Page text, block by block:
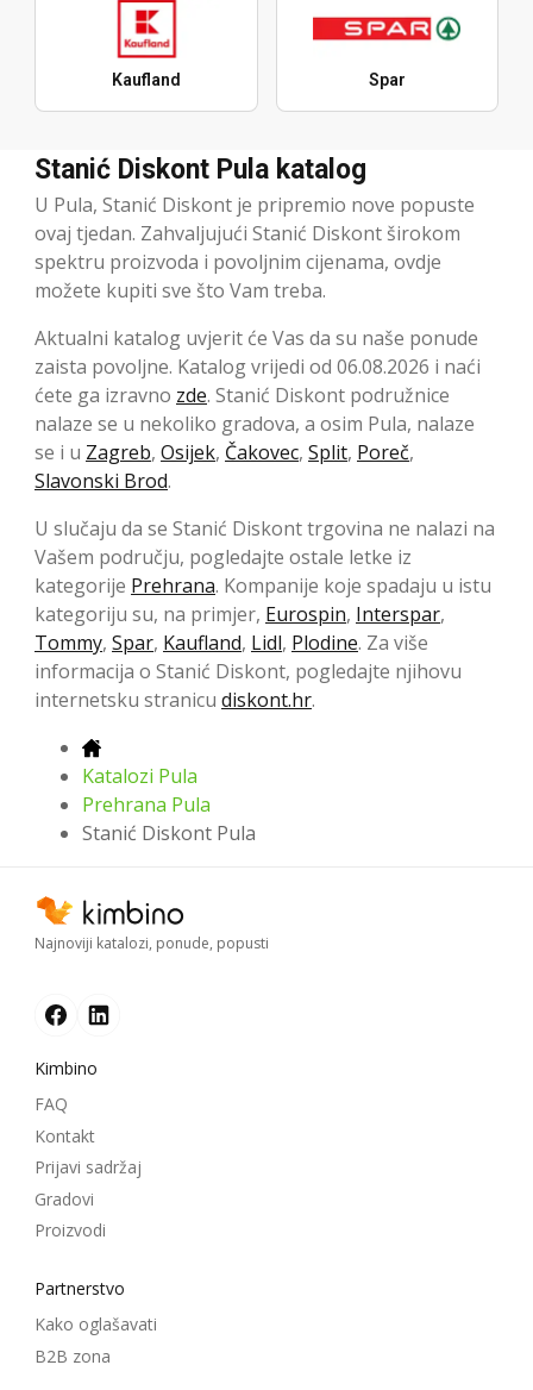
Kaufland Spar
Stanić Diskont Pula katalog
U Pula, Stanić Diskont je pripremio nove popuste
ovaj tjedan. Zahvaljujući Stanić Diskont širokom
spektru proizvoda i povoljnim cijenama, ovdje
možete kupiti sve što Vam treba.
Aktualni katalog uvjerit će Vas da su naše ponude
zaista povoljne. Katalog vrijedi od 06.08.2026 i naći
ćete ga izravno zde. Stanić Diskont podružnice
nalaze se u nekoliko gradova, a osim Pula, nalaze
se i u Zagreb, Osijek, Čakovec, Split, Poreč,
Slavonski Brod.
U slučaju da se Stanić Diskont trgovina ne nalazi na
Vašem području, pogledajte ostale letke iz
kategorije Prehrana. Kompanije koje spadaju u istu
kategoriju su, na primjer, Eurospin, Interspar,
Tommy, Spar, Kaufland, Lidl, Plodine. Za više
informacija o Stanić Diskont, pogledajte njihovu
internetsku stranicu diskont.hr.
Katalozi Pula
Prehrana Pula
Stanić Diskont Pula
Najnoviji katalozi, ponude, popusti
Kimbino
FAQ
Kontakt
Prijavi sadržaj
Gradovi
Proizvodi
Partnerstvo
Kako oglašavati
B2B zona